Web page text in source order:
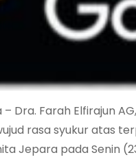
Dra. Farah Elfirajun
rasa syukur atas
Jepara pada Senin